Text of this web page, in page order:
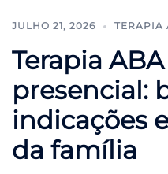
JULHO 21, 2026 TERAPIA
Terapia
presencial:
indicações
da família